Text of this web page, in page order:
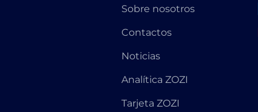
Sobre nosotros
Contactos
Noticias
Analítica ZOZI
Tarjeta ZOZI